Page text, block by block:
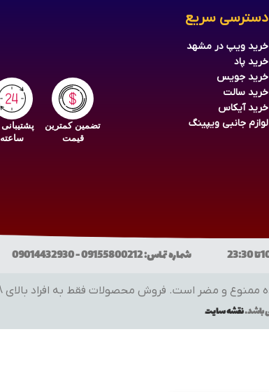
دسترسی سریع
خریدویپدر مشهد
خریدپاد
خرید جویس
خرید سالت
خرید آیکاس
لوازم جانبی ویپینگ
تضمین کمترین
قیمت
ساعته
است. فروش محصولات فقط به افراد بالای 18 سال ممکن است.
باشد.نقشه سایت